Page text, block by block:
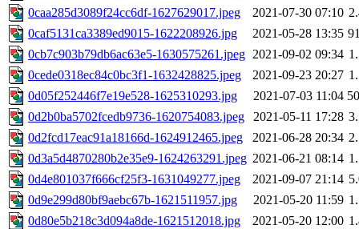
0caa285d3089f24cc6df-1627629017.jpeg
2021-07-30 07:10
0caf5131ca3389ed9015-1622208926.jpg
2021-05-28 13:35
0cb7c903b79db6ac63e5-1630575261.jpeg 2021-09-02 09:34
0cede0318ec84c0bc3f1-1632428825.jpeg
2021-09-23 20:27
0d05f252446f7e19e528-1625310293.jpg
2021-07-03 11:04
0d2b0ba5702fcedb9736-1620754083.jpeg
2021-05-11 17:28
0d2fcd17eac91a18166d-1624912465.jpeg
2021-06-28 20:34
0d3a5d4870280b2e35e9-1624263291.jpeg 2021-06-21 08:14
0d4e801037f666cf25f3-1631049277.jpeg
2021-09-07 21:14
0d9e299d80bf9aebc67b-1621511957.jpg
2021-05-20 11:59
0d80e5b218c3d094a8de-1621512018.jpg
2021-05-20 12:00